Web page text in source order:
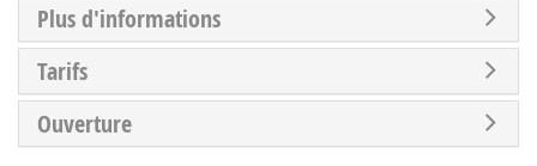
Plus d'informations
Tarifs
Ouverture